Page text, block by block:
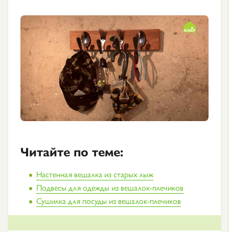
Читайте по теме:
Настенная вешалка из старых лыж
Подвесы для одежды из вешалок-плечиков
Сушилка для посуды из вешалок-плечиков